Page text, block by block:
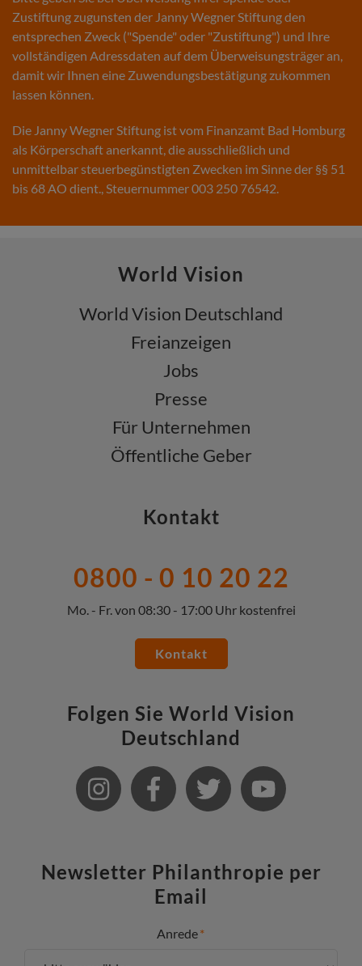
Zustiftung zugunsten der Janny Wegner Stiftung den
entsprechen Zweck ("Spende" oder "Zustiftung") und Ihre
vollständigen Adressdaten auf dem Überweisungsträger an,
damit wir Ihnen eine Zuwendungsbestätigung zukommen
lassen können.
Die Janny Wegner Stiftung ist vom Finanzamt Bad Homburg
als Körperschaft anerkannt, die ausschließlich und
unmittelbar steuerbegünstigten Zwecken im Sinne der §§ 51
bis 68 AO dient., Steuernummer 003 250 76542.
World Vision
World Vision Deutschland
Freianzeigen
Jobs
Presse
Für Unternehmen
Öffentliche Geber
Kontakt
0800 - 0 10 20 22
Mo. - Fr. von 08:30 - 17:00 Uhr kostenfrei
Kontakt
Folgen Sie World Vision
Deutschland
Newsletter Philanthropie per
Email
Anrede